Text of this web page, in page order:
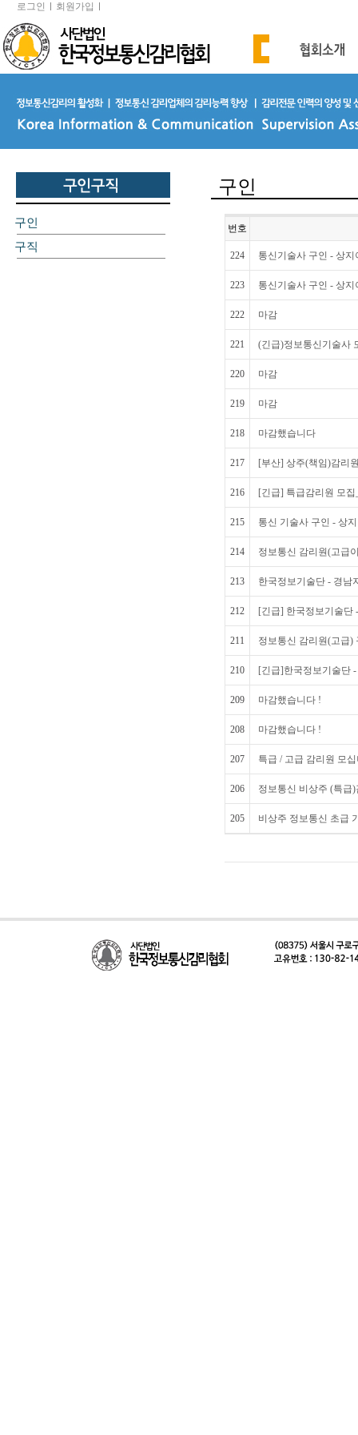
로그인 회원가입
구인
구직
구인
번호
224 통신기술사 구인 - 상지
223 통신기술사 구인 - 상지
222 마감
221 (긴급)정보통신기술사
220 마감
219 마감
218 마감했습니다
217 [부산] 상주(책임)감리
216 [긴급] 특급감리원 모집
215 통신 기술사 구인 - 상
214 정보통신 감리원(고급
213 한국정보기술단 - 경남
212 [긴급] 한국정보기술단
211 정보통신 감리원(고급)
210 [긴급]한국정보기술단
209 마감했습니다 !
208 마감했습니다 !
207 특급 / 고급 감리원 모
206 정보통신 비상주 (특급
205 비상주 정보통신 초급